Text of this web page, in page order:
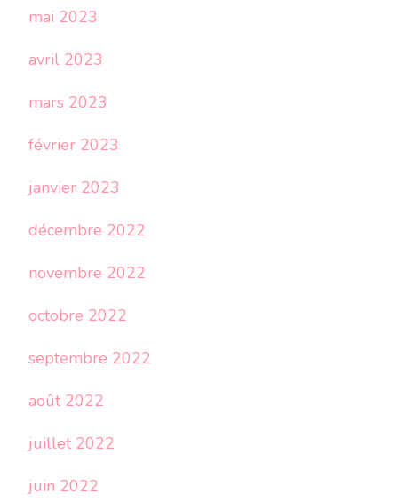
mai 2023
avril 2023
mars 2023
février 2023
janvier 2023
décembre 2022
novembre 2022
octobre 2022
septembre 2022
août 2022
juillet 2022
juin 2022